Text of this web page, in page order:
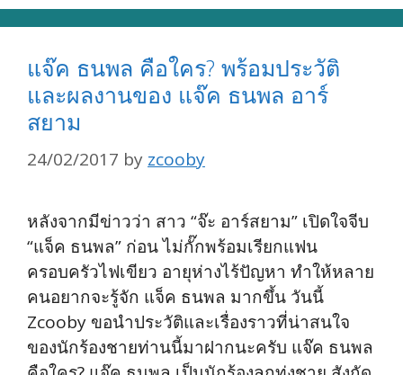
แจ๊ค ธนพล คือใคร? พร้อมประวัติ
และผลงานของ แจ๊ค ธนพล อาร์
สยาม
24/02/2017 by zcooby
หลังจากมีข่าวว่า สาว “จ๊ะ อาร์สยาม” เปิดใจจีบ
“แจ็ค ธนพล” ก่อน ไม่กั๊กพร้อมเรียกแฟน
ครอบครัวไฟเขียว อายุห่างไร้ปัญหา ทำให้หลาย
คนอยากจะรู้จัก แจ็ค ธนพล มากขึ้น วันนี้
Zcooby ขอนำประวัติและเรื่องราวที่น่าสนใจ
ของนักร้องชายท่านนี้มาฝากนะครับ แจ๊ค ธนพล